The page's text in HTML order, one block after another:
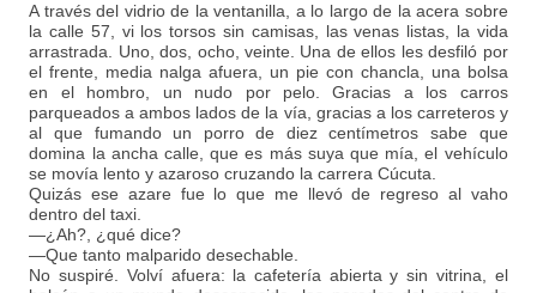
A través del vidrio de la ventanilla, a lo largo de la acera sobre
la calle 57, vi los torsos sin camisas, las venas listas, la vida
arrastrada. Uno, dos, ocho, veinte. Una de ellos les desfiló por
el frente, media nalga afuera, un pie con chancla, una bolsa
en el hombro, un nudo por pelo. Gracias a los carros
parqueados a ambos lados de la vía, gracias a los carreteros y
al que fumando un porro de diez centímetros sabe que
domina la ancha calle, que es más suya que mía, el vehículo
se movía lento y azaroso cruzando la carrera Cúcuta.
Quizás ese azare fue lo que me llevó de regreso al vaho
dentro del taxi.
—¿Ah?, ¿qué dice?
—Que tanto malparido desechable.
No suspiré. Volví afuera: la cafetería abierta y sin vitrina, el